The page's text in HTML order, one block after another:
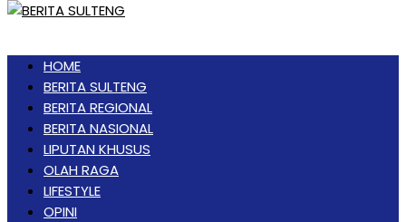
HOME
BERITA SULTENG
BERITA REGIONAL
BERITA NASIONAL
LIPUTAN KHUSUS
OLAH RAGA
LIFESTYLE
OPINI